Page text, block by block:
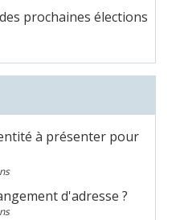
prochaines élections
à présenter pour
d'adresse ?